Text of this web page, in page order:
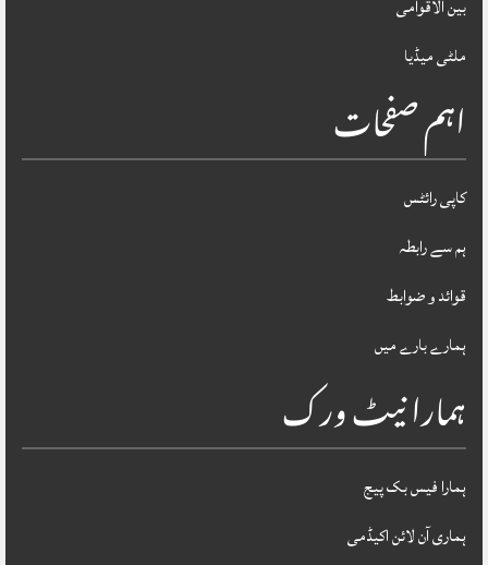
بین الاقوامی
ملٹی میڈیا
اہم صفحات
کاپی رائٹس
ہم سے رابطہ
قوائد و ضوابط
ہمارے بارے میں
ہمارا نیٹ ورک
ہمارا فیس بک پیج
ہماری آن لائن اکیڈمی